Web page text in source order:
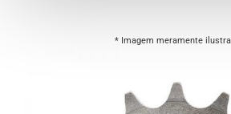
* Imagem meramente